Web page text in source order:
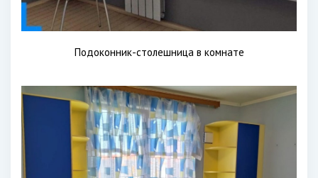
Подоконник-столешница в комнате